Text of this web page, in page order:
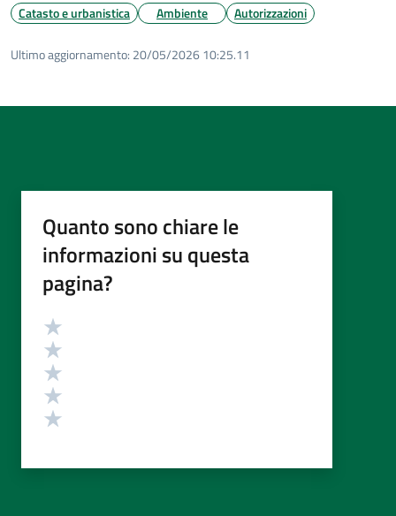
Catasto e urbanistica Ambiente Autorizzazioni
Ultimo aggiornamento: 20/05/2026 10:25.11
Quanto sono chiare le
informazioni su questa
pagina?
Valutazione